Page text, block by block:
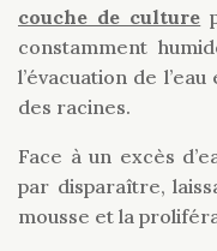
couche de culture
constamment
l’évacuation de
des racines.
Face à un excès
par disparaître,
mousse et la